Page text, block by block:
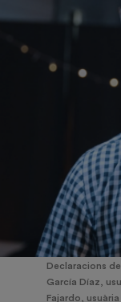
Declaracions
García Díaz,
Fajardo,